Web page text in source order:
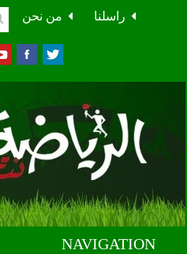
من نحن راسلنا
NAVIGATION